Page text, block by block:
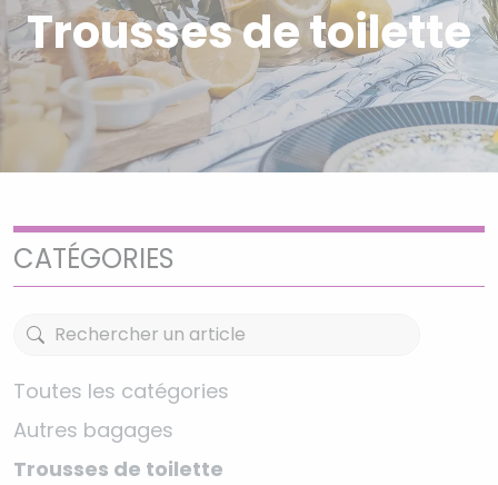
Trousses de toilette
CATÉGORIES
Toutes les catégories
Autres bagages
Trousses de toilette